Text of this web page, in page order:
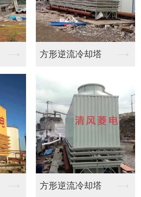
东莞闭
闭式冷
方形逆流冷却塔
方形逆流冷却塔